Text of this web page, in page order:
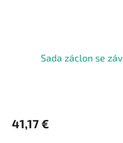
Sada záclon se
41,17 €